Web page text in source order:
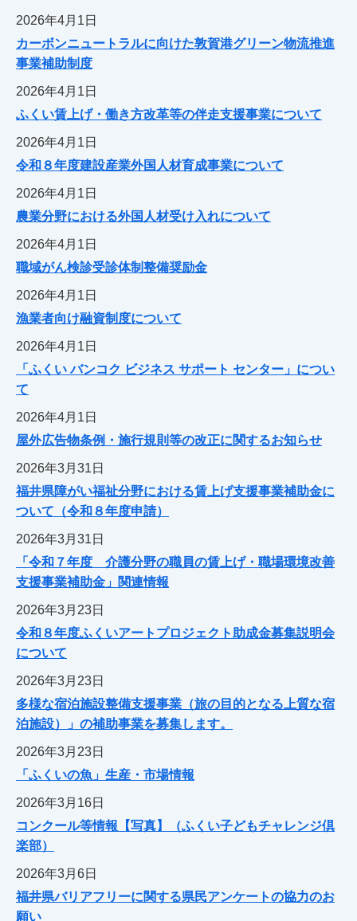
2026年4月1日
カーボンニュートラルに向けた敦賀港グリーン物流推進
事業補助制度
2026年4月1日
ふくい賃上げ・働き方改革等の伴走支援事業について
2026年4月1日
令和８年度建設産業外国人材育成事業について
2026年4月1日
農業分野における外国人材受け入れについて
2026年4月1日
職域がん検診受診体制整備奨励金
2026年4月1日
漁業者向け融資制度について
2026年4月1日
「ふくい バンコク ビジネス サポート センター」につい
て
2026年4月1日
屋外広告物条例・施行規則等の改正に関するお知らせ
2026年3月31日
福井県障がい福祉分野における賃上げ支援事業補助金に
ついて（令和８年度申請）
2026年3月31日
「令和７年度 介護分野の職員の賃上げ・職場環境改善
支援事業補助金」関連情報
2026年3月23日
令和８年度ふくいアートプロジェクト助成金募集説明会
について
2026年3月23日
多様な宿泊施設整備支援事業（旅の目的となる上質な宿
泊施設）」の補助事業を募集します。
2026年3月23日
「ふくいの魚」生産・市場情報
2026年3月16日
コンクール等情報【写真】（ふくい子どもチャレンジ倶
楽部）
2026年3月6日
福井県バリアフリーに関する県民アンケートの協力のお
願い